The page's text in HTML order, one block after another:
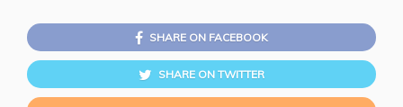
SHARE ON FACEBOOK
SHARE ON TWITTER